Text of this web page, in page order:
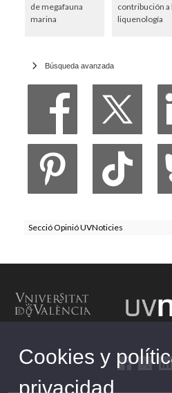
de megafauna
marina
contribución a
liquenología
Búsqueda avanzada
Secció Opinió UVNoticies
Cookies y
privacidad